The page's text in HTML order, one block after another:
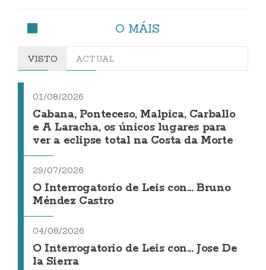
O MÁIS
VISTO ACTUAL
01/08/2026
Cabana, Ponteceso, Malpica, Carballo
e A Laracha, os únicos lugares para
ver a eclipse total na Costa da Morte
29/07/2026
O Interrogatorio de Leis con... Bruno
Méndez Castro
04/08/2026
O Interrogatorio de Leis con... Jose De
la Sierra